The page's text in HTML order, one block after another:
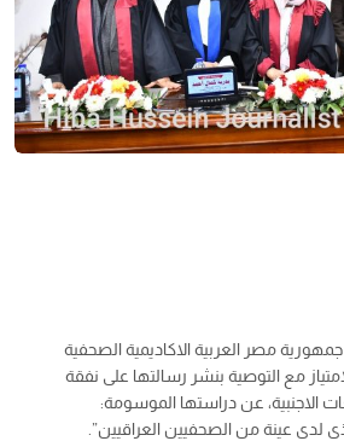
مصر العربية الاكاديمية الصحفية
مع التوصية بنشر رسالتها على نفقة
الاجنبية، عن دراستها الموسومة:
لدى عينة من الصحفيين العراقيين”.